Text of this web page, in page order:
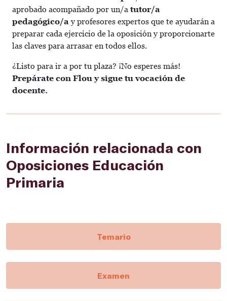
aprobado acompañado por un/a tutor/a
pedagógico/a y profesores expertos que te ayudarán a
preparar cada ejercicio de la oposición y proporcionarte
las claves para arrasar en todos ellos.
¿Listo para ir a por tu plaza? ¡No esperes más!
Prepárate con Flou y sigue tu vocación de
docente.
Información relacionada con
Oposiciones Educación
Primaria
Temario
Examen